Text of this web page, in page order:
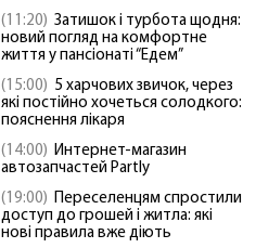
(11:20) Затишок і турбота щодня:
новий погляд на комфортне
життя у пансіонаті “Едем”
(15:00) 5 харчових звичок, через
які постійно хочеться солодкого:
пояснення лікаря
(14:00) Интернет-магазин
автозапчастей Partly
(19:00) Переселенцям спростили
доступ до грошей і житла: які
нові правила вже діють